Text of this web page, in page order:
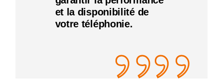
et la disponibilité de
votre téléphonie.